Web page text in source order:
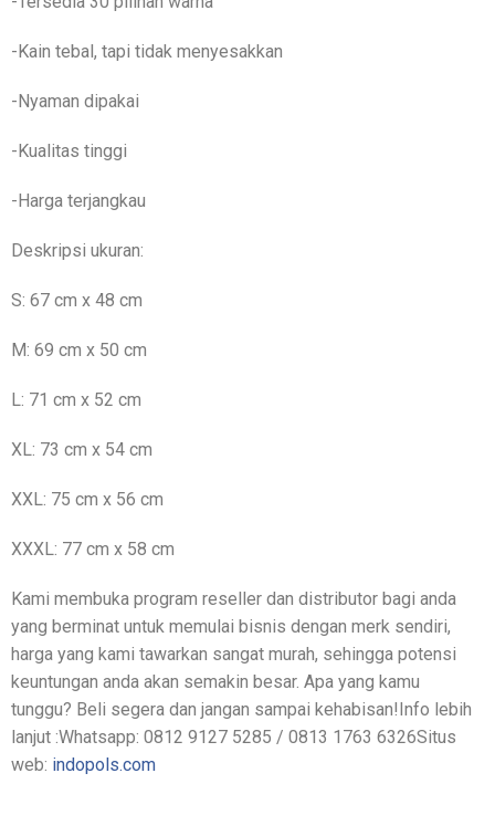
-Kain tebal, tapi tidak menyesakkan
-Nyaman dipakai
-Kualitas tinggi
-Harga terjangkau
Deskripsi ukuran:
S: 67 cm x 48 cm
M: 69 cm x 50 cm
L: 71 cm x 52 cm
XL: 73 cm x 54 cm
XXL: 75 cm x 56 cm
XXXL: 77 cm x 58 cm
Kami membuka program reseller dan distributor bagi anda
yang berminat untuk memulai bisnis dengan merk sendiri,
harga yang kami tawarkan sangat murah, sehingga potensi
keuntungan anda akan semakin besar. Apa yang kamu
tunggu? Beli segera dan jangan sampai kehabisan!Info lebih
lanjut :Whatsapp: 0812 9127 5285 / 0813 1763 6326Situs
web: indopols.com